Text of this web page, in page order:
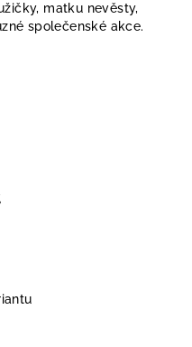
matku nevěsty,
společenské akce.